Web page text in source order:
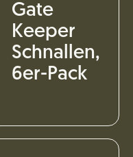
Gate
Keeper
Schnallen,
6er-Pack